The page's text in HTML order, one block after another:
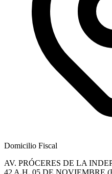
Domicilio Fiscal
AV. PRÓCERES DE LA
42 A.H. 05 DE NOVIEMBRE